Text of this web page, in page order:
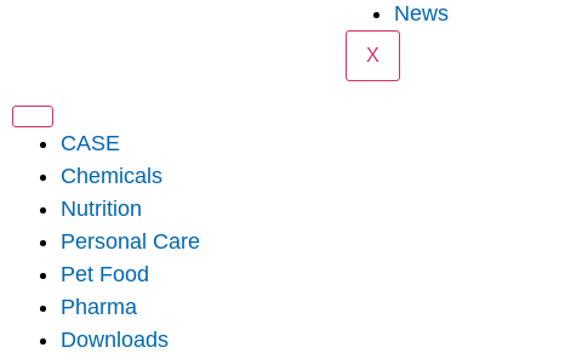
News
X
CASE
Chemicals
Nutrition
Personal Care
Pet Food
Pharma
Downloads